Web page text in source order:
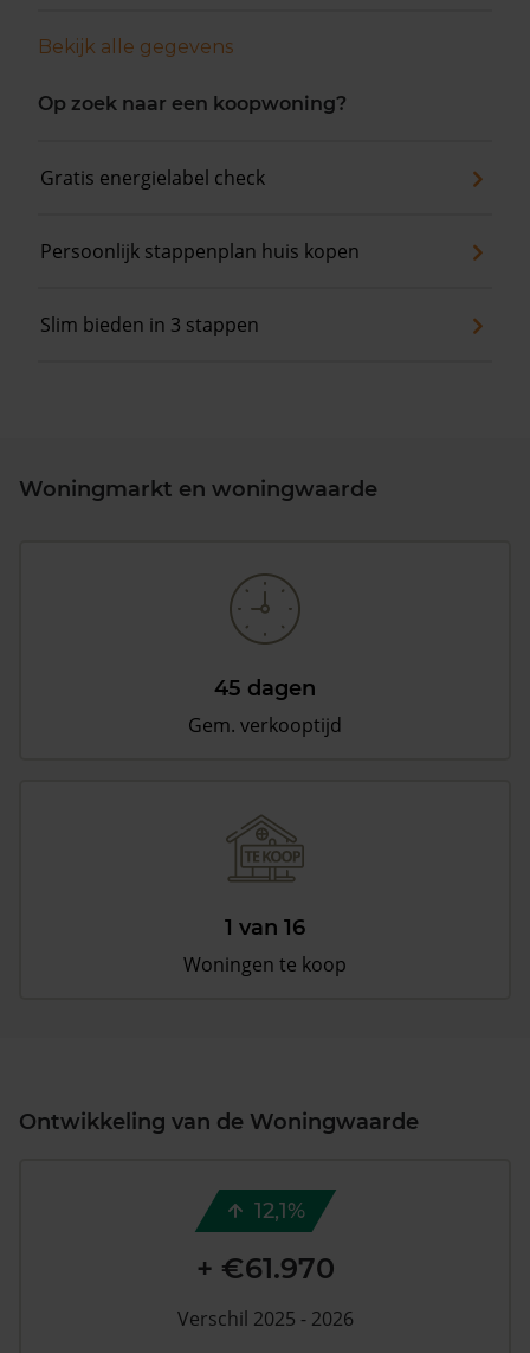
Bekijk alle gegevens
Op zoek naar een koopwoning?
Gratis energielabel check
Persoonlijk stappenplan huis kopen
Slim bieden in 3 stappen
Woningmarkt en woningwaarde
45 dagen
Gem. verkooptijd
1 van 16
Woningen te koop
Ontwikkeling van de Woningwaarde
12,1%
+ €61.970
Verschil 2025 - 2026